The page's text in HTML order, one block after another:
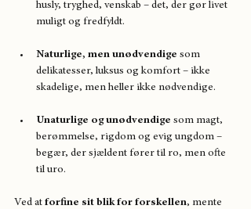
husly, tryghed, venskab – det, der gør livet
muligt og fredfyldt.
Naturlige, men unødvendige som
delikatesser, luksus og komfort – ikke
skadelige, men heller ikke nødvendige.
Unaturlige og unødvendige som magt,
berømmelse, rigdom og evig ungdom –
begær, der sjældent fører til ro, men ofte
til uro.
Ved at forfine sit blik for forskellen, mente